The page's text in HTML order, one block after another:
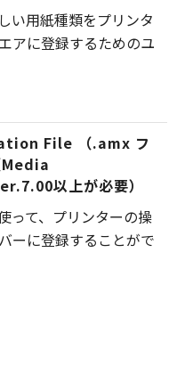
い用紙種類をプリンタ
アに登録するためのユ
File （.amx フ
以上が必要）
て、プリンターの操
ーに登録することがで